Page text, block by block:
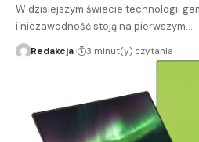
W dzisiejszym świecie technologii
i niezawodność stoją na pierwszym…
Redakcja 3 minut(y) czytania